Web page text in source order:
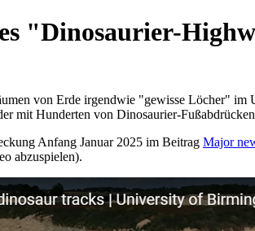
"Dinosaurier-
von Erde irgendwie "gewisse Löcher"
mit Hunderten von Dinosaurier-
Anfang Januar 2025 im Beitrag Major
abzuspielen).